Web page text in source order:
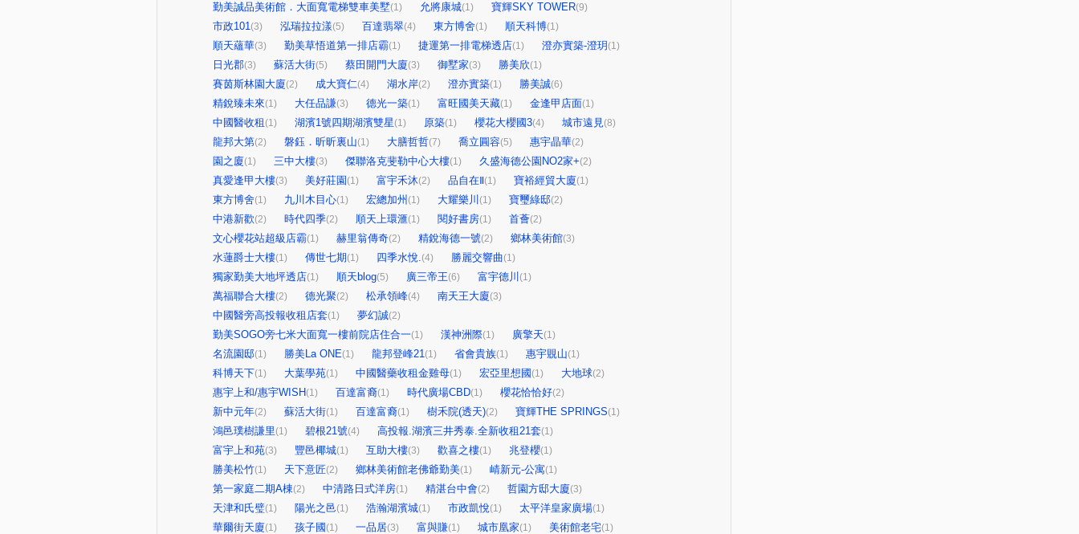
勤美誠品美術館．大面寬電梯雙車美墅(1) 允將康城(1) 寶輝SKY TOWER(9)
市政101(3) 泓瑞拉拉漾(5) 百達翡翠(4) 東方博舍(1) 順天科博(1)
順天蘊華(3) 勤美草悟道第一排店霸(1) 捷運第一排電梯透店(1) 澄亦實築-澄玥 (1)
日光郡(3) 蘇活大街(5) 蔡田開門大廈(3) 御墅家(3) 勝美欣(1)
賽茵斯林園大廈(2) 成大寶仁(4) 湖水岸(2) 澄亦實築(1) 勝美誠(6)
精銳臻未來(1) 大任品謙(3) 德光一築(1) 富旺國美天藏(1) 金逢甲店面(1)
中國醫收租 (1) 湖濱1號四期湖濱雙星(1) 原築(1) 櫻花大櫻國3(4) 城市遠見(8)
龍邦大第(2) 磐鈺．昕昕裏山(1) 大膳哲哲(7) 喬立圓容(5) 惠宇晶華(2)
園之廈(1) 三中大樓(3) 傑聯洛克斐勒中心大樓(1) 久盛海德公園NO2家+(2)
真愛逢甲大樓(3) 美好莊園 (1) 富宇禾沐(2) 品自在Ⅱ(1) 寶裕經貿大廈(1)
東方博舍(1) 九川木目心(1) 宏總加州 (1) 大耀樂川 (1) 寶璽綠邸(2)
中港新歡(2) 時代四季(2) 順天上環滙(1) 閱好書房(1) 首薈(2)
文心櫻花站超級店霸(1) 赫里翁傳奇(2) 精銳海德一號(2) 鄉林美術館(3)
水蓮爵士大樓(1) 傳世七期(1) 四季水悅.(4) 勝麗交響曲(1)
獨家勤美大地坪透店(1) 順天blog(5) 廣三帝王(6) 富宇德川 (1)
萬福聯合大樓(2) 德光聚(2) 松承領峰(4) 南天王大廈(3)
中國醫旁高投報收租店套(1) 夢幻誠(2)
勤美SOGO旁七米大面寬一樓前院店住合一(1) 漢神洲際(1) 廣擎天(1)
名流園邸(1) 勝美La ONE(1) 龍邦登峰21(1) 省會貴族(1) 惠宇覞山(1)
科博天下(1) 大葉學苑(1) 中國醫藥收租金雞母(1) 宏亞里想國 (1) 大地球(2)
惠宇上和/惠宇WISH(1) 百達富裔(1) 時代廣場CBD(1) 櫻花恰恰好(2)
新中元年(2) 蘇活大街(1) 百達富裔(1) 樹禾院(透天)(2) 寶輝THE SPRINGS(1)
鴻邑璞樹謙里(1) 碧根21號(4) 高投報.湖濱三井秀泰.全新收租21套(1)
富宇上和苑(3) 豐邑椰城(1) 互助大樓(3) 歡喜之樓(1) 兆登櫻(1)
勝美松竹(1) 天下意匠(2) 鄉林美術館老佛爺勤美(1) 崝新元-公寓(1)
第一家庭二期A棟(2) 中清路日式洋房(1) 精湛台中會(2) 哲園方邸大廈(3)
天津和氏璧(1) 陽光之邑(1) 浩瀚湖濱城(1) 市政凱悅(1) 太平洋皇家廣場(1)
華爾街天廈(1) 孩子國 (1) 一品居(3) 富與賺(1) 城市凰家(1) 美術館老宅(1)